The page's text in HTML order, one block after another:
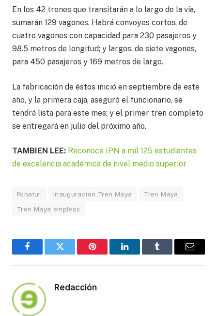
En los 42 trenes que transitarán a lo largo de la vía,
sumarán 129 vagones. Habrá convoyes cortos, de
cuatro vagones con capacidad para 230 pasajeros y
98.5 metros de longitud; y largos, de siete vagones,
para 450 pasajeros y 169 metros de largo.
La fabricación de éstos inició en septiembre de este
año, y la primera caja, aseguró el funcionario, se
tendrá lista para este mes; y el primer tren completo
se entregará en julio del próximo año.
TAMBIEN LEE: Reconoce IPN a mil 125 estudiantes
de excelencia académica de nivel medio superior
Fonatur Inauguración Tren Maya
Tren Maya
Tren Maya empleos
FacebookTwitter Pinterest LinkedInTumblr Email
Redacción